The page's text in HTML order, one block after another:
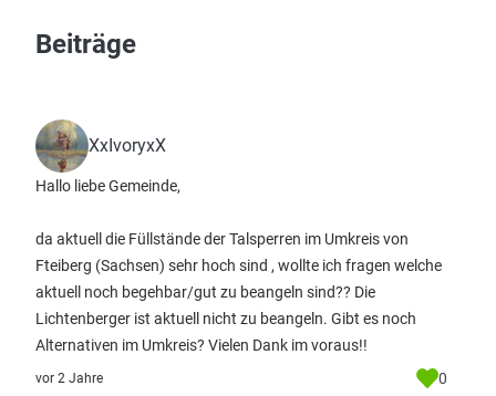
Beiträge
XxIvoryxX
Hallo liebe Gemeinde,
da aktuell die Füllstände der Talsperren im Umkreis von
Fteiberg (Sachsen) sehr hoch sind , wollte ich fragen welche
aktuell noch begehbar/gut zu beangeln sind?? Die
Lichtenberger ist aktuell nicht zu beangeln. Gibt es noch
Alternativen im Umkreis? Vielen Dank im voraus!!
vor 2 Jahre 0